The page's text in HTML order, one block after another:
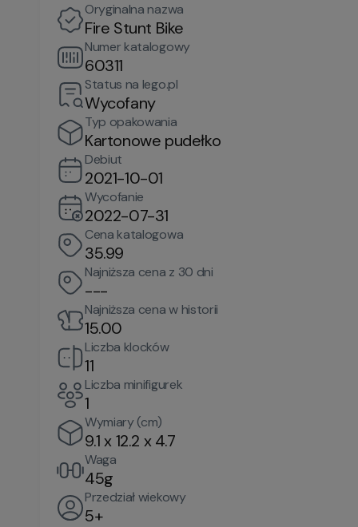
Oryginalna nazwa
Fire Stunt Bike
Numer katalogowy
60311
Status na lego.pl
Wycofany
Typ opakowania
Kartonowe pudełko
Debiut
2021-10-01
Wycofanie
2022-07-31
Cena katalogowa
35.99
Najniższa cena z 30 dni
---
Najniższa cena w historii
15.00
Liczba klocków
11
Liczba minifigurek
1
Wymiary (cm)
9.1 x 12.2 x 4.7
Waga
45g
Przedział wiekowy
5+